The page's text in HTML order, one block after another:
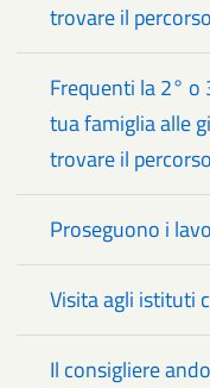
trovare il
Frequenti la 2° o
tua famiglia alle
trovare il
Proseguono i
Visita agli istituti
Il consigliere